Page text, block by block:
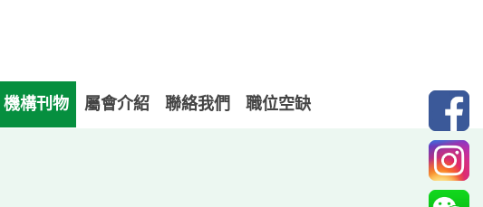
機構刊物 屬會介紹 聯絡我們 職位空缺